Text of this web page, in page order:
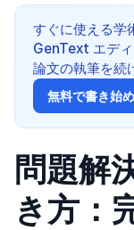
すぐに使える
GenText エデ
論文の執筆を続
無料で書き始
問題解
き方：